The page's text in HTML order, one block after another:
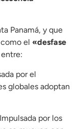
Panamá, y que
el «desfase
por el
globales adoptan
Impulsada por los